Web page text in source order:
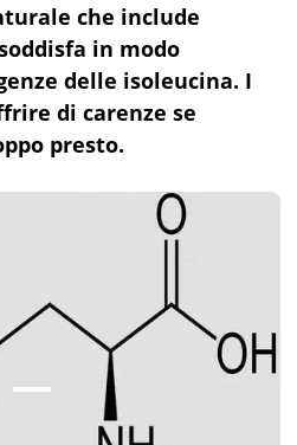
che include
in modo
delle isoleucina. I
di carenze se
presto.